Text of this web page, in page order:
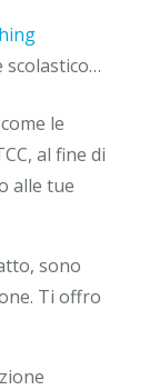
scolastico…
le
al fine di
alle tue
sono
Ti offro